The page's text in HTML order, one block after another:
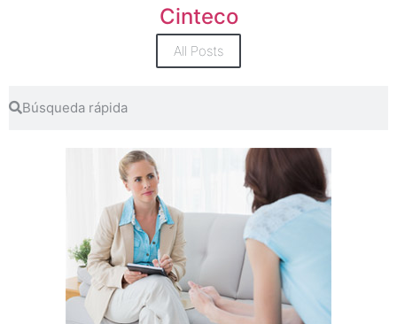
Cinteco
All Posts